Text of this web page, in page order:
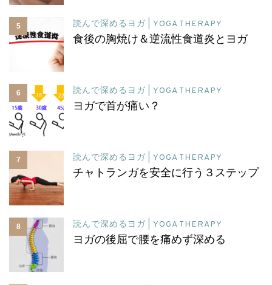
5 読んで深めるヨガ | YOGA THERAPY
食後の胸焼け＆逆流性食道炎とヨガ
6 読んで深めるヨガ | YOGA THERAPY
ヨガで首が痛い？
7 読んで深めるヨガ | YOGA THERAPY
チャトランガを安全に行う３ステップ
8 読んで深めるヨガ | YOGA THERAPY
ヨガの後屈で腰を痛めず深める